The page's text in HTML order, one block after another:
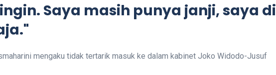
Saya masih punya janji, saya di
mengaku tidak tertarik masuk ke dalam kabinet Joko Widodo-Jusuf